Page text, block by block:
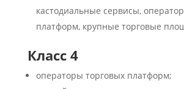
кастодиальные сервисы,
платформ, крупные торговые
Класс 4
операторы торговых платформ;